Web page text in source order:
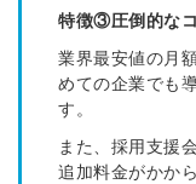
特徴③圧倒的な
業界最安値の月
めての企業でも
す。
また、採用支援
追加料金がかか